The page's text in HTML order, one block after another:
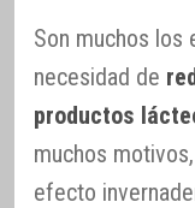
Son muchos los
necesidad de
productos
muchos
efecto